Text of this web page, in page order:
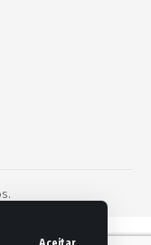
Aceitar